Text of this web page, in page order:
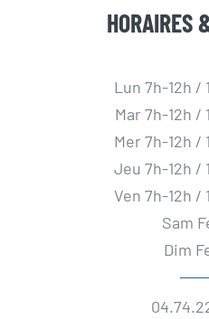
HORAIRES
Lun 7h-12h /
Mar 7h-12h /
Mer 7h-12h /
Jeu 7h-12h /
Ven 7h-12h /
Sam
Dim